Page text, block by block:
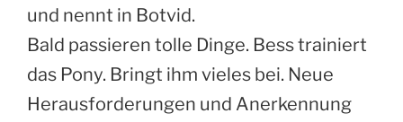
und nennt in Botvid.
Bald passieren tolle Dinge. Bess trainiert
das Pony. Bringt ihm vieles bei. Neue
Herausforderungen und Anerkennung